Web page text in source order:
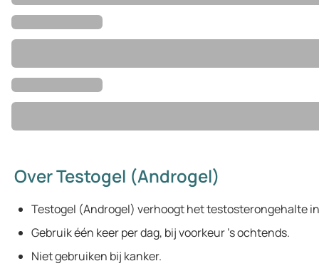
Over Testogel (Androgel)
Testogel (Androgel) verhoogt het testosterongehalte
Gebruik één keer per dag, bij voorkeur 's ochtends.
Niet gebruiken bij kanker.